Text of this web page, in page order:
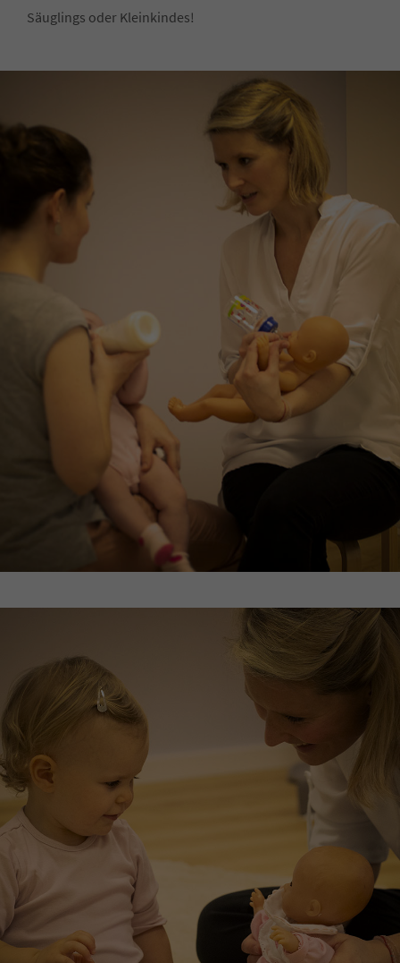
Säuglings oder Kleinkindes!